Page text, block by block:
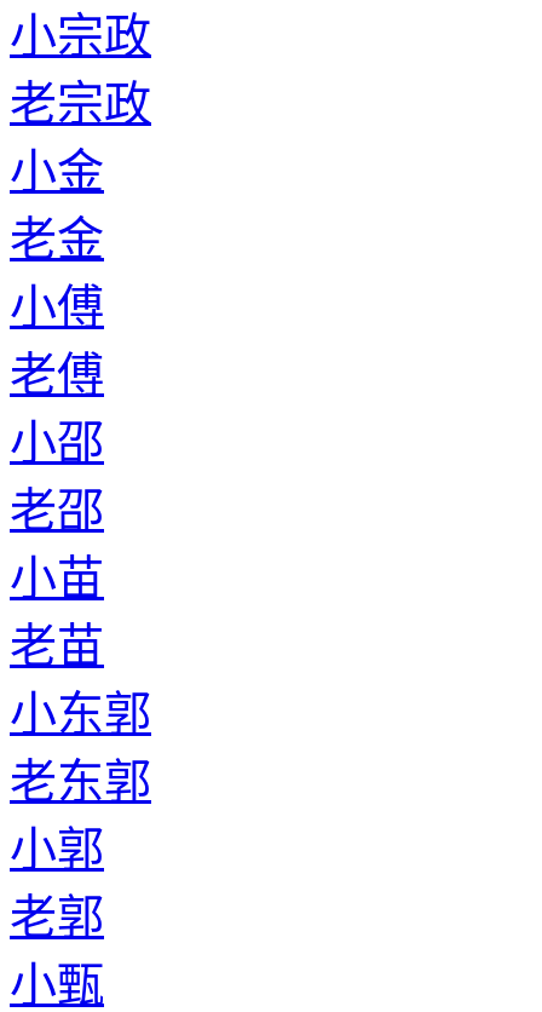
小宗政
老宗政
小金
老金
小傅
老傅
小邵
老邵
小苗
老苗
小东郭
老东郭
小郭
老郭
小甄